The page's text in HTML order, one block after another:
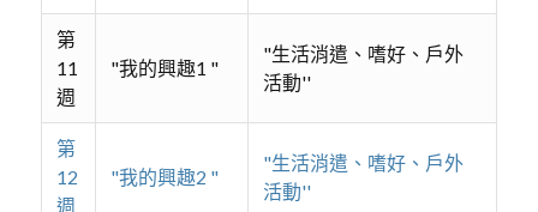
第
11
週
"我的興趣1 "
"生活消遣、嗜好、戶外
活動''
第
12
週
"我的興趣2 "
"生活消遣、嗜好、戶外
活動''